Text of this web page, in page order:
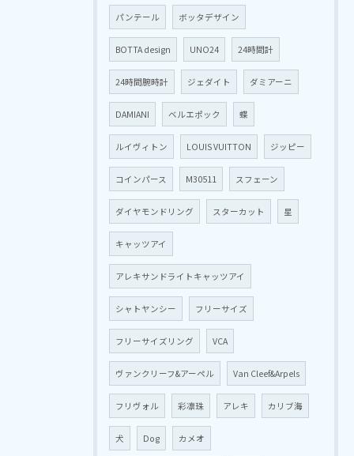
パンテール ボッタデザイン
BOTTA design UNO24 24時間計
24時間腕時計 ジェダイト ダミアーニ
DAMIANI ベルエポック 蝶
ルイヴィトン LOUIS VUITTON ジッピー
コインパース M30511 スフェーン
ダイヤモンドリング スターカット 星
キャッツアイ
アレキサンドライトキャッツアイ
シャトヤンシー フリーサイズ
フリーサイズリング VCA
ヴァンクリーフ&アーペル Van Cleef&Arpels
フリヴォル 彩凛珠 アレキ カリブ海
犬 Dog カメオ